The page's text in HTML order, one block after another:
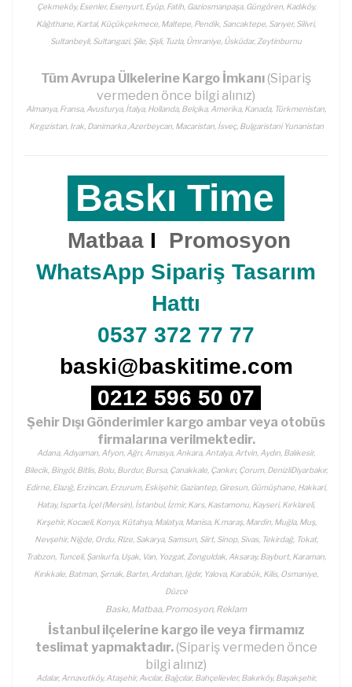
Çekmeköy, Esenler, Esenyurt, Eyüp, Fatih, Gaziosmanpaşa, Güngören, Kadıköy,
Kâğıthane, Kartal, Küçükçekmece, Maltepe, Pendik, Sancaktepe, Sarıyer, Silivri,
Sultanbeyli, Sultangazi, Şile, Şişli, Tuzla, Ümraniye, Üsküdar, Zeytinburnu
Tüm Avrupa Ülkelerine Kargo İmkanı (Sipariş
vermeden önce bilgi alınız)
Almanya, Fransa, Avusturya, İtalya, Hollanda, Belçika, Amerika, Kanada, Türkmenistan,
Kırgızistan, Irak, Danimarka ,Azerbeycan, Macaristan, İsveç, Bulgaristani Yunanistan
Baskı Time
Matbaa I Promosyon
WhatsApp Sipariş Tasarım
Hattı
0537 372 77 77
baski@baskitime.com
0212 596 50 07
Şehir Dışı Gönderimler kargo ambar veya otobüs
firmalarına verilmektedir.
Adana, Adıyaman, Afyon, Ağrı, Amasya, Ankara, Antalya, Artvin, Aydın, Balıkesir,
Bilecik, Bingöl, Bitlis, Bolu, Burdur, Bursa, Çanakkale, Çankırı, Çorum, DenizliDiyarbakır,
Edirne, Elazığ, Erzincan, Erzurum, Eskişehir, Gaziantep, Giresun, Gümüşhane, Hakkari,
Hatay, Isparta, İçel (Mersin), İstanbul, İzmir, Kars, Kastamonu, Kayseri, Kırklareli,
Kırşehir, Kocaeli, Konya, Kütahya, Malatya, Manisa, K.maraş, Mardin, Muğla, Muş,
Nevşehir, Niğde, Ordu, Rize, Sakarya, Samsun, Siirt, Sinop, Sivas, Tekirdağ, Tokat,
Trabzon, Tunceli, Şanlıurfa, Uşak, Van, Yozgat, Zonguldak, Aksaray, Bayburt, Karaman,
Kırıkkale, Batman, Şırnak, Bartın, Ardahan, Iğdır, Yalova, Karabük, Kilis, Osmaniye,
Düzce
Baskı, Matbaa, Promosyon, Reklam
İstanbul ilçelerine kargo ile veya firmamız
teslimat yapmaktadır. (Sipariş vermeden önce
bilgi alınız)
Adalar, Arnavutköy, Ataşehir, Avcılar, Bağcılar, Bahçelievler, Bakırköy, Başakşehir,